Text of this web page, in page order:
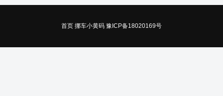
首页 挪车小黄码 豫ICP备18020169号